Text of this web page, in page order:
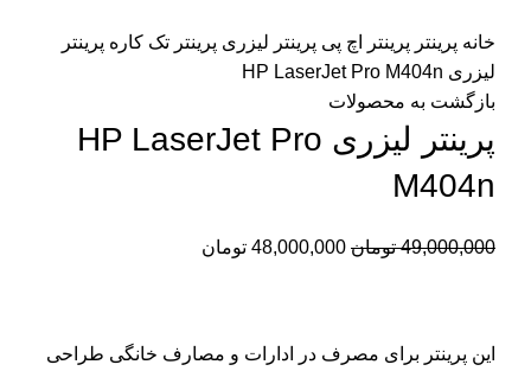
خانه پرینتر پرینتر اچ پی پرینتر لیزری پرینتر تک کاره پرینتر
لیزری HP LaserJet Pro M404n
بازگشت به محصولات
پرینتر لیزری HP LaserJet Pro
M404n
49,000,000 تومان 48,000,000 تومان
این پرینتر برای مصرف در ادارات و مصارف خانگی طراحی